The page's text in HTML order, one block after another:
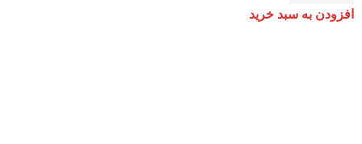
افزودن به سبد خرید